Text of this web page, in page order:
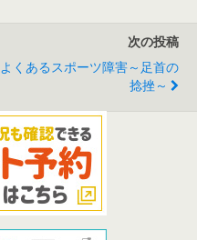
次の投稿
よくあるスポーツ障害～足首の
捻挫～